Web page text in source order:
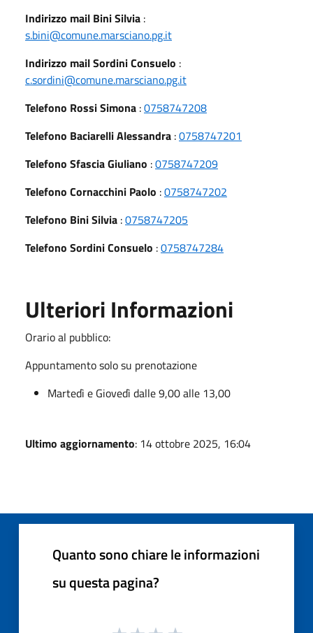
Indirizzo mail Bini Silvia :
s.bini@comune.marsciano.pg.it
Indirizzo mail Sordini Consuelo :
c.sordini@comune.marsciano.pg.it
Telefono Rossi Simona :0758747208
Telefono Baciarelli Alessandra :0758747201
Telefono Sfascia Giuliano :0758747209
Telefono Cornacchini Paolo :0758747202
Telefono Bini Silvia :0758747205
Telefono Sordini Consuelo :0758747284
Ulteriori Informazioni
Orario al pubblico:
Appuntamento solo su prenotazione
Martedì e Giovedì dalle 9,00 alle 13,00
Ultimo aggiornamento: 14 ottobre 2025, 16:04
Quanto sono chiare le informazioni
su questa pagina?